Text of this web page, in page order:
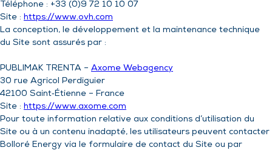
Téléphone : +33 (0)9 72 10 10 07
Site : https://www.ovh.com
La conception, le développement et la maintenance technique
du Site sont assurés par :
PUBLIMAK TRENTA – Axome Webagency
30 rue Agricol Perdiguier
42100 Saint‑Étienne – France
Site : https://www.axome.com
Pour toute information relative aux conditions d’utilisation du
Site ou à un contenu inadapté, les utilisateurs peuvent contacter
Bolloré Energy via le formulaire de contact du Site ou par